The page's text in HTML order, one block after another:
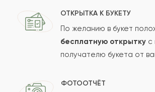
Ваш e-mail
Отзыв
ОТКРЫТКА К БУКЕТУ
По желанию в букет
бесплатную открытку с
получателю букета от
ФОТООТЧЁТ